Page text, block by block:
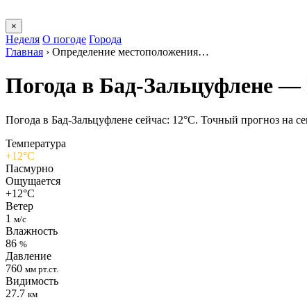
×
Неделя О погоде Города
Главная › Определение местоположения…
Погода в Бад-Зальцуфлене —
Погода в Бад-Зальцуфлене сейчас: 12°C. Точный прогноз на
Температура
+12°C
Пасмурно
Ощущается
+12°C
Ветер
1 м/с
Влажность
86 %
Давление
760 мм рт.ст.
Видимость
27.7 км